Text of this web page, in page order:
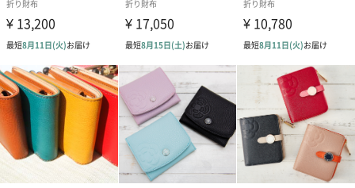
ッピーなテイストを提案していきます。
プレゼントにおすすめ！
華やかで可愛らしいデザインの三つ折り財布は、女性へのプレゼ
ントにぴったり！
普段使いしやすく、喜ばれること間違いなしです。